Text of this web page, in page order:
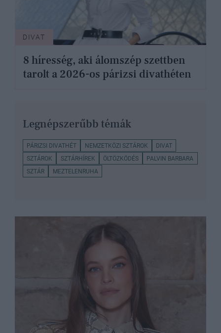
DIVAT
8 híresség, aki álomszép szettben
tarolt a 2026-os párizsi divathéten
Legnépszerűbb témák
PÁRIZSI DIVATHÉT NEMZETKÖZI SZTÁROK
DIVAT
SZTÁROK
SZTÁRHÍREK ÖLTÖZKÖDÉS
PALVIN BARBARA
SZTÁR
MEZTELENRUHA